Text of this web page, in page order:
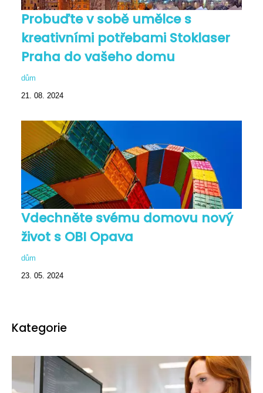
Probuďte v sobě umělce s
kreativními potřebami Stoklaser
Praha do vašeho domu
dům
21. 08. 2024
Vdechněte svému domovu nový
život s OBI Opava
dům
23. 05. 2024
Kategorie